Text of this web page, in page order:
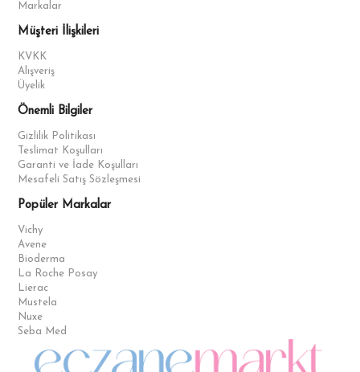
Markalar
Müşteri İlişkileri
KVKK
Alışveriş
Üyelik
Önemli Bilgiler
Gizlilik Politikası
Teslimat Koşulları
Garanti ve İade Koşulları
Mesafeli Satış Sözleşmesi
Popüler Markalar
Vichy
Avene
Bioderma
La Roche Posay
Lierac
Mustela
Nuxe
Seba Med